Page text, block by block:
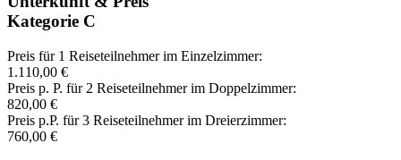
Kategorie C
Preis für 1 Reiseteilnehmer im Einzelzimmer:
1.110,00 €
Preis p. P. für 2 Reiseteilnehmer im Doppelzimmer:
820,00 €
Preis p.P. für 3 Reiseteilnehmer im Dreierzimmer:
760,00 €